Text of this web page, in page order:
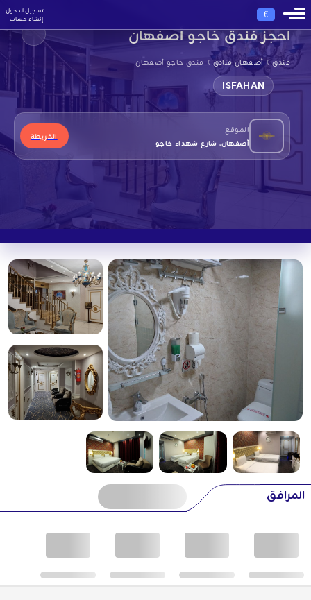
€
تسجيل الدخول
إنشاء حساب
احجز فندق خاجو أصفهان
فندق › أصفهان فنادق › فندق خاجو أصفهان
ISFAHAN
الموقع
أصفهان، شارع شهداء خاجو
الخريطة
المرافق